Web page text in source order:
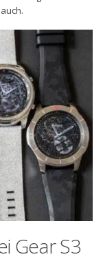
Gear S3